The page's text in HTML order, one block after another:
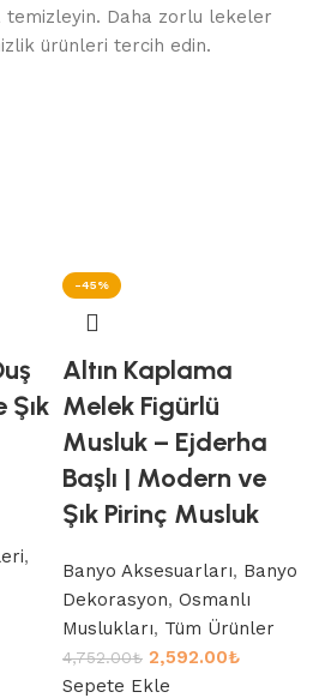
temizleyin. Daha zorlu lekeler
ürünleri tercih edin.
,
-45%
Altın Kaplama
Melek Figürlü
Musluk – Ejderha
Başlı | Modern ve
Şık Pirinç Musluk
Banyo Aksesuarları, Banyo
Dekorasyon, Osmanlı
Muslukları, Tüm Ürünler
4,752.00₺ 2,592.00₺
Sepete Ekle